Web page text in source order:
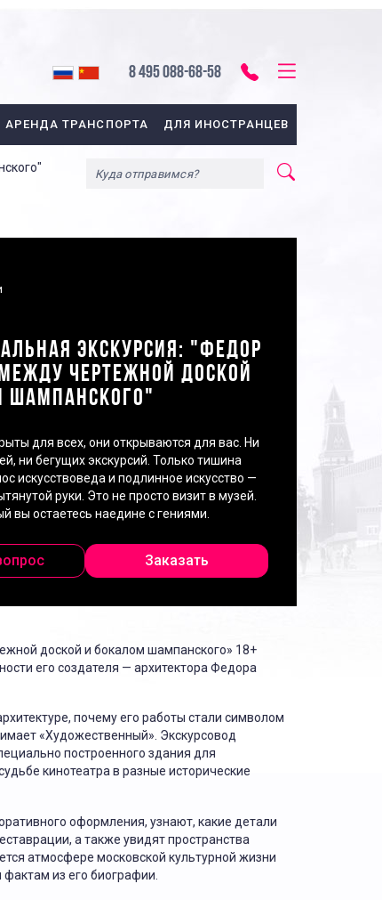
8 495 088-68-58
АРЕНДА ТРАНСПОРТА ДЛЯ ИНОСТРАНЦЕВ
ЭКСКУРСИЯ: "ФЕДОР
ЧЕРТЕЖНОЙ ДОСКОЙ
ШАМПАНСКОГО"
для всех, они открываются для вас. Ни
ни бегущих экскурсий. Только тишина
искусствоведа и подлинное искусство —
руки. Это не просто визит в музей.
вы остаетесь наедине с гениями.
Заказать
доской и бокалом шампанского» 18+
его создателя — архитектора Федора
почему его работы стали символом
«Художественный». Экскурсовод
построенного здания для
кинотеатра в разные исторические
оформления, узнают, какие детали
а также увидят пространства
атмосфере московской культурной жизни
из его биографии.